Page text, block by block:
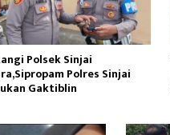
Polsek Sinjai
Polres Sinjai
Gaktiblin